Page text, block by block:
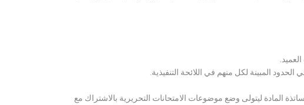
المبينة لكل منهم في اللائحة التنفيذية.
المادة ليتولى وضع موضوعات الامتحانات التحريرية بالاشتراك مع